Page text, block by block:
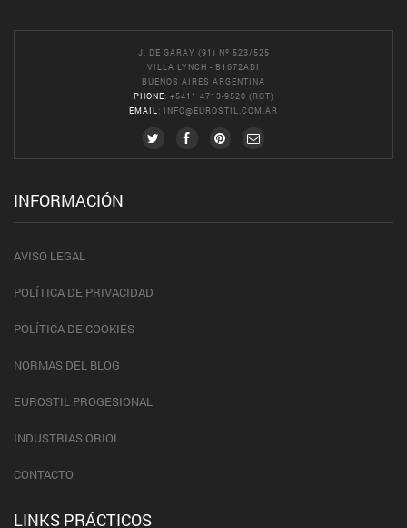
J. DE GARAY (91) Nº 523/525
VILLA LYNCH - B1672ADI
BUENOS AIRES ARGENTINA
PHONE: +5411 4713-9520 (ROT)
EMAIL : INFO@EUROSTIL.COM.AR
INFORMACIÓN
AVISO LEGAL
POLÍTICA DE PRIVACIDAD
POLÍTICA DE COOKIES
NORMAS DEL BLOG
EUROSTIL PROGESIONAL
INDUSTRIAS ORIOL
CONTACTO
LINKS PRÁCTICOS